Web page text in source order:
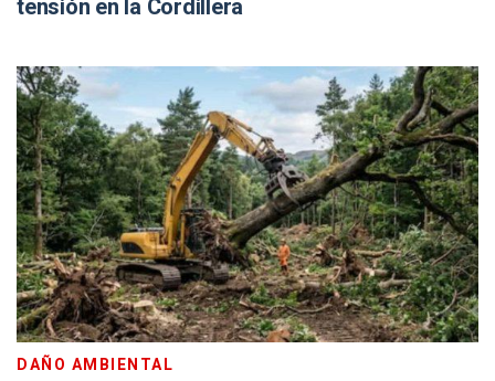
tensión en la Cordillera
DAÑO AMBIENTAL